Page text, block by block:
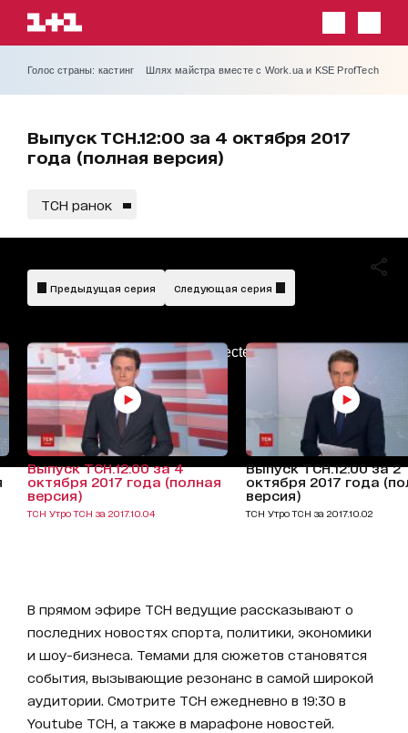
Голос страны: кастинг Шлях майстра вместе с Work.ua и KSE ProfTech
Выпуск ТСН.12:00 за 4 октября 2017
года (полная версия)
ТСН ранок
AdBlockDetected!
Предыдущая серия Следующая серия
Выпуск ТСН.12:00 за 4
октября 2017 года (полная
версия)
ТСН Утро ТСН за 2017.10.04
Выпуск ТСН.12:00 за 2
октября 2017 года
версия)
ТСН Утро ТСН за 2017.10.02
В прямом эфире ТСН ведущие рассказывают о
последних новостях спорта, политики, экономики
и шоу-бизнеса. Темами для сюжетов становятся
события, вызывающие резонанс в самой широкой
аудитории. Смотрите ТСН ежедневно в 19:30 в
Youtube ТСН, а также в марафоне новостей.